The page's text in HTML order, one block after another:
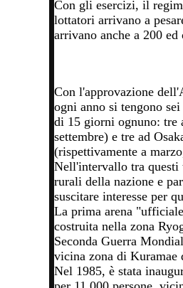
Con gli esercizi, il
lottatori arrivano a
arrivano anche a 200 ed
Con l'approvazione
ogni anno si tengono
di 15 giorni ognuno: tre
settembre) e tre ad
(rispettivamente a
Nell'intervallo tra
rurali della nazione e
suscitare interesse per
La prima arena
costruita nella zona
Seconda Guerra
vicina zona di Kuramae
Nel 1985, è stata